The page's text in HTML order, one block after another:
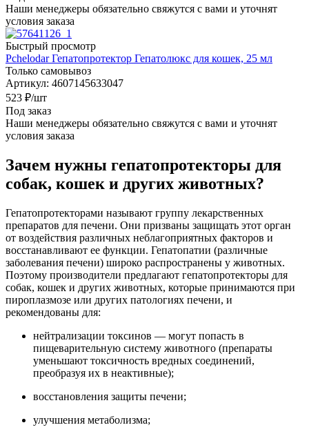
Наши менеджеры обязательно свяжутся с вами и уточнят
условия заказа
Быстрый просмотр
Pchelodar Гепатопротектор Гепатолюкс для кошек, 25 мл
Только самовывоз
Артикул: 4607145633047
523 ₽/шт
Под заказ
Наши менеджеры обязательно свяжутся с вами и уточнят
условия заказа
Зачем нужны гепатопротекторы для
собак, кошек и других животных?
Гепатопротекторами называют группу лекарственных
препаратов для печени. Они призваны защищать этот орган
от воздействия различных неблагоприятных факторов и
восстанавливают ее функции. Гепатопатии (различные
заболевания печени) широко распространены у животных.
Поэтому производители предлагают гепатопротекторы для
собак, кошек и других животных, которые принимаются при
пироплазмозе или других патологиях печени, и
рекомендованы для:
нейтрализации токсинов — могут попасть в
пищеварительную систему животного (препараты
уменьшают токсичность вредных соединений,
преобразуя их в неактивные);
восстановления защиты печени;
улучшения метаболизма;